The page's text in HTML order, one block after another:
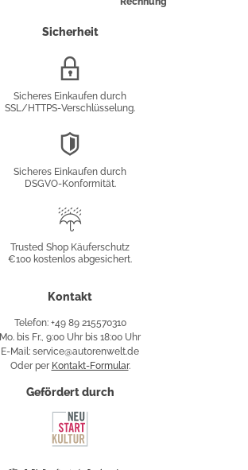
Sicherheit
Sicheres Einkaufen durch
SSL/HTTPS-Verschlüsselung.
Sicheres Einkaufen durch
DSGVO-Konformität.
Käuferschutz
Trusted Shop Käuferschutz
€100 kostenlos abgesichert.
Kontakt
Telefon: +49 89 215570310
Mo. bis Fr., 9:00 Uhr bis 18:00 Uhr
E-Mail: service@autorenwelt.de
Oder per Kontakt-Formular.
Gefördert durch